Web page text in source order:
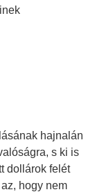
hajnalán
s ki is
dollárok felét
hogy nem